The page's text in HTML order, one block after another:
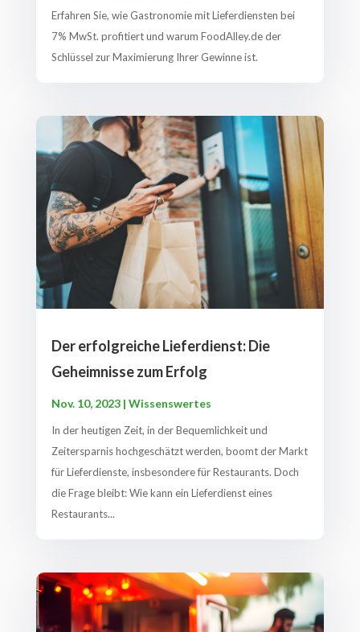
Erfahren Sie, wie Gastronomie mit Lieferdiensten bei
7% MwSt. profitiert und warum FoodAlley.de der
Schlüssel zur Maximierung Ihrer Gewinne ist.
Der erfolgreiche Lieferdienst: Die
Geheimnisse zum Erfolg
Nov. 10, 2023| Wissenswertes
In der heutigen Zeit, in der Bequemlichkeit und
Zeitersparnis hochgeschätzt werden, boomt der Markt
für Lieferdienste, insbesondere für Restaurants. Doch
die Frage bleibt: Wie kann ein Lieferdienst eines
Restaurants...